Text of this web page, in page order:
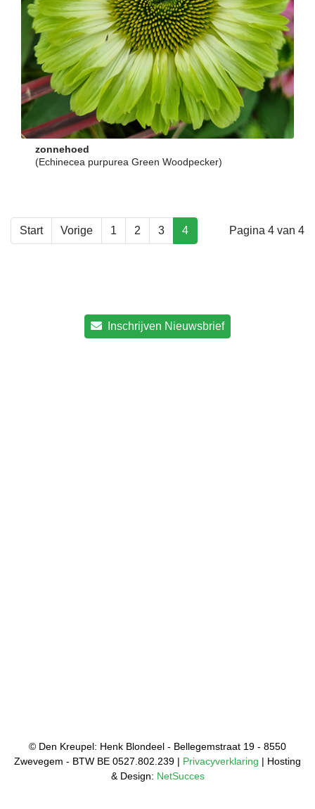
zonnehoed
(Echinecea purpurea Green Woodpecker)
Start Vorige 1 2 3 4 Pagina 4 van 4
Inschrijven Nieuwsbrief
© Den Kreupel: Henk Blondeel - Bellegemstraat 19 - 8550
Zwevegem - BTW BE 0527.802.239 | Privacyverklaring | Hosting
& Design: NetSucces